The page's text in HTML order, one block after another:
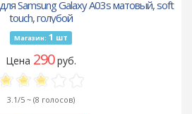
Samsung Galaxy A03s матовый, soft
touch, голубой
Магазин: 1 шт
Цена 290руб.
3.1/5 ~ (8 голосов)